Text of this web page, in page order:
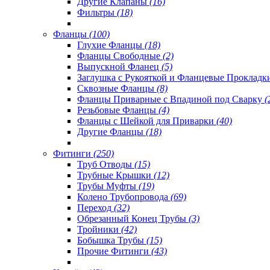
Фильтры (18)
Фланцы (100)
Глухие Фланцы (18)
Фланцы Свободные (2)
Выпускной Фланец (5)
Заглушка с Рукояткой и Фланцевые
Сквозные Фланцы (8)
Фланцы Приварные с Впадиной под Сварку
Резьбовые Фланцы (4)
Фланцы с Шейкой для Приварки (40)
Другие Фланцы (18)
Фитинги (250)
Труб Отводы (15)
Трубные Крышки (12)
Трубы Муфты (19)
Колено Трубопровода (69)
Переход (32)
Обрезанный Конец Трубы (3)
Тройники (42)
Бобышка Трубы (15)
Прочие Фитинги (43)